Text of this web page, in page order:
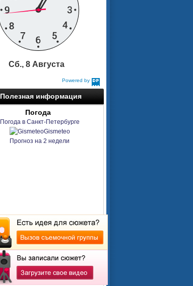
Powered by
DaysPedia.com
Сб., 8 Августа
Полезная информация
Погода
Погода в Санкт-Петербурге
Gismeteo
Прогноз на 2 недели